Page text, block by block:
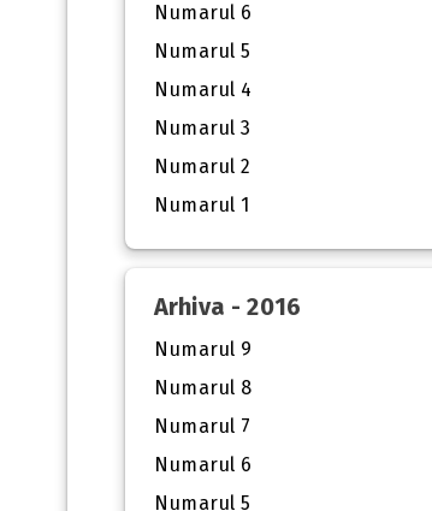
Numarul 6
Numarul 5
Numarul 4
Numarul 3
Numarul 2
Numarul 1
Arhiva - 2016
Numarul 9
Numarul 8
Numarul 7
Numarul 6
Numarul 5